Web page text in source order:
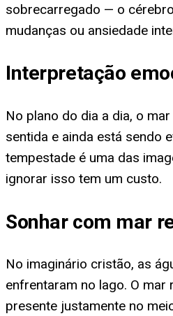
sobrecarregado — o
mudanças ou ansiedade
Interpretação
No plano do dia a dia, o
sentida e ainda está sendo
tempestade é uma das
ignorar isso tem um custo.
Sonhar com mar
No imaginário cristão, as
enfrentaram no lago. O
presente justamente no